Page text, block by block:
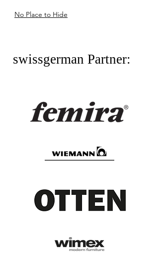
No Place to Hide
swissgerman Partner: